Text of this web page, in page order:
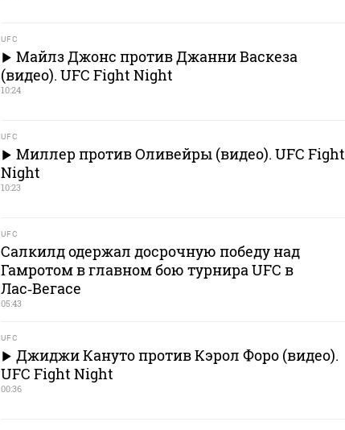
UFC
Майлз Джонс против Джанни Васкеза
(видео). UFC Fight Night
10:24
UFC
Миллер против Оливейры (видео). UFC Fight
Night
10:23
UFC
Салкилд одержал досрочную победу над
Гамротом в главном бою турнира UFC в
Лас‑Вегасе
05:43
UFC
Джиджи Кануто против Кэрол Форо (видео).
UFC Fight Night
00:36